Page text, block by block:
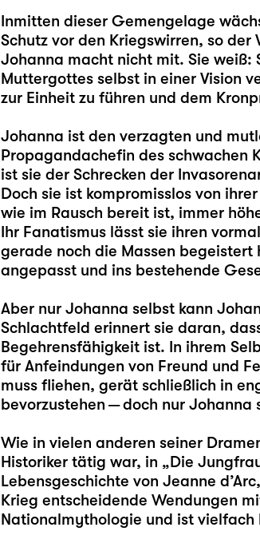
Inmitten dieser Gemengelage
Schutz vor den Kriegswirren, so
Johanna macht nicht mit. Sie weiß:
Muttergottes selbst in einer Vision
zur Einheit zu führen und dem
Johanna ist den verzagten und
Propagandachefin des schwachen
ist sie der Schrecken der
Doch sie ist kompromisslos von
wie im Rausch bereit ist, immer
Ihr Fanatismus lässt sie ihren
gerade noch die Massen
angepasst und ins bestehende
Aber nur Johanna selbst kann
Schlachtfeld erinnert sie daran,
Begehrensfähigkeit ist. In ihrem
für Anfeindungen von Freund und
muss fliehen, gerät schließlich in
bevorzustehen — doch nur
Wie in vielen anderen seiner
Historiker tätig war, in „Die
Lebensgeschichte von Jeanne
Krieg entscheidende Wendungen
Nationalmythologie und ist